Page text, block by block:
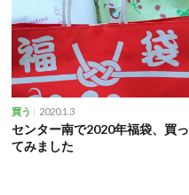
買う 2020.1.3
センター南で2020年福袋、買っ
てみました